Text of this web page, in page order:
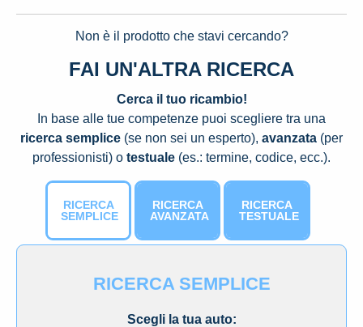
Non è il prodotto che stavi cercando?
FAI UN'ALTRA RICERCA
Cerca il tuo ricambio!
In base alle tue competenze puoi scegliere tra una
ricerca semplice (se non sei un esperto), avanzata (per
professionisti) o testuale (es.: termine, codice, ecc.).
RICERCA
SEMPLICE
RICERCA
AVANZATA
RICERCA
TESTUALE
RICERCA SEMPLICE
Scegli la tua auto: